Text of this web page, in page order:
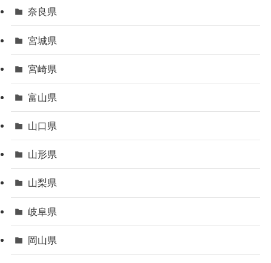
奈良県
宮城県
宮崎県
富山県
山口県
山形県
山梨県
岐阜県
岡山県